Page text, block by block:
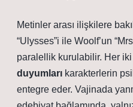
Metinler arası ilişkilere
“Ulysses”i ile Woolf’un
paralellik kurulabilir. Her
duyumları karakterlerin
entegre eder. Vajinada